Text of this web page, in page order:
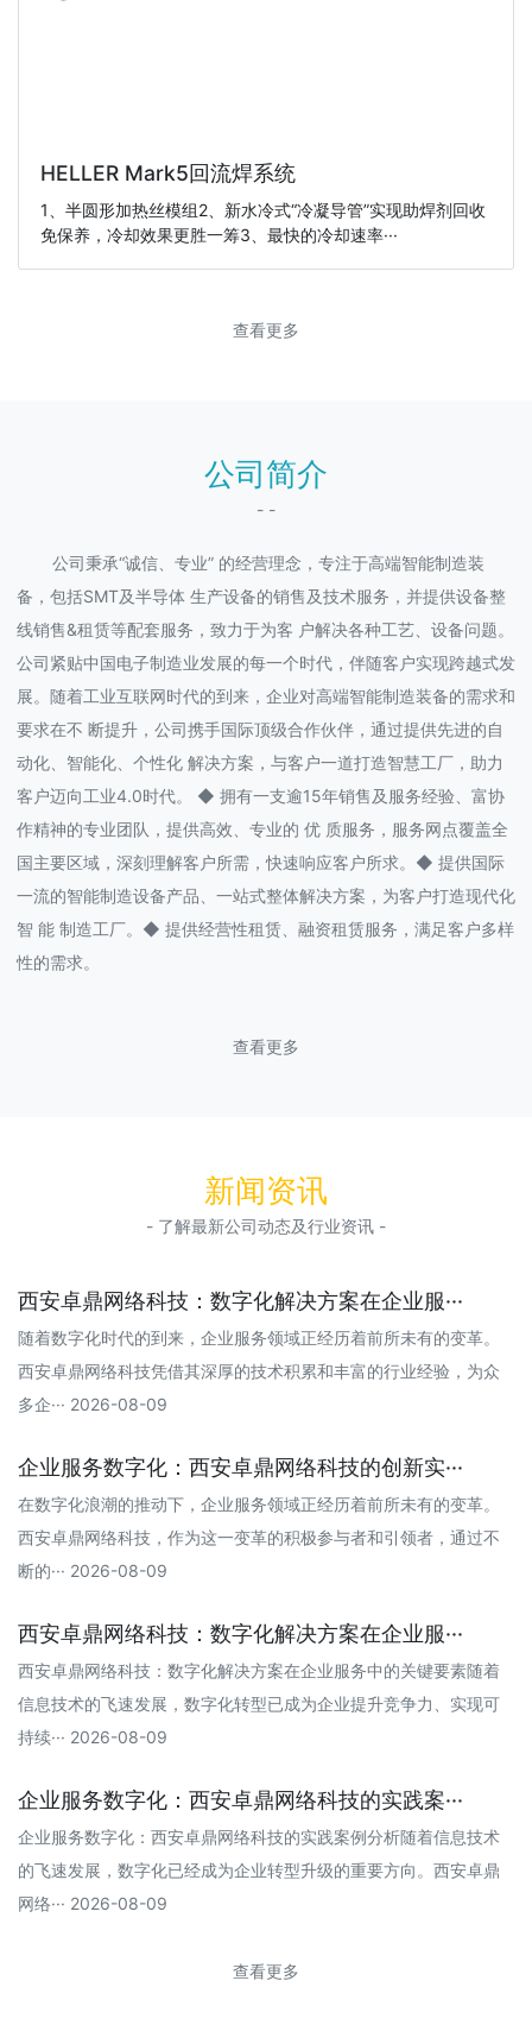
HELLER Mark5回流焊系统
1、半圆形加热丝模组2、新水冷式“冷凝导管”实现助焊剂回收
免保养，冷却效果更胜一筹3、最快的冷却速率···
查看更多
公司简介
- -
公司秉承“诚信、专业” 的经营理念，专注于高端智能制造装
备，包括SMT及半导体 生产设备的销售及技术服务，并提供设备整
线销售&租赁等配套服务，致力于为客 户解决各种工艺、设备问题。
公司紧贴中国电子制造业发展的每一个时代，伴随客户实现跨越式发
展。随着工业互联网时代的到来，企业对高端智能制造装备的需求和
要求在不 断提升，公司携手国际顶级合作伙伴，通过提供先进的自
动化、智能化、个性化 解决方案，与客户一道打造智慧工厂，助力
客户迈向工业4.0时代。 ◆ 拥有一支逾15年销售及服务经验、富协
作精神的专业团队，提供高效、专业的 优 质服务，服务网点覆盖全
国主要区域，深刻理解客户所需，快速响应客户所求。◆ 提供国际
一流的智能制造设备产品、一站式整体解决方案，为客户打造现代化
智 能 制造工厂。◆ 提供经营性租赁、融资租赁服务，满足客户多样
性的需求。
查看更多
新闻资讯
- 了解最新公司动态及行业资讯 -
西安卓鼎网络科技：数字化解决方案在企业服···
随着数字化时代的到来，企业服务领域正经历着前所未有的变革。
西安卓鼎网络科技凭借其深厚的技术积累和丰富的行业经验，为众
多企··· 2026-08-09
企业服务数字化：西安卓鼎网络科技的创新实···
在数字化浪潮的推动下，企业服务领域正经历着前所未有的变革。
西安卓鼎网络科技，作为这一变革的积极参与者和引领者，通过不
断的··· 2026-08-09
西安卓鼎网络科技：数字化解决方案在企业服···
西安卓鼎网络科技：数字化解决方案在企业服务中的关键要素随着
信息技术的飞速发展，数字化转型已成为企业提升竞争力、实现可
持续··· 2026-08-09
企业服务数字化：西安卓鼎网络科技的实践案···
企业服务数字化：西安卓鼎网络科技的实践案例分析随着信息技术
的飞速发展，数字化已经成为企业转型升级的重要方向。西安卓鼎
网络··· 2026-08-09
查看更多